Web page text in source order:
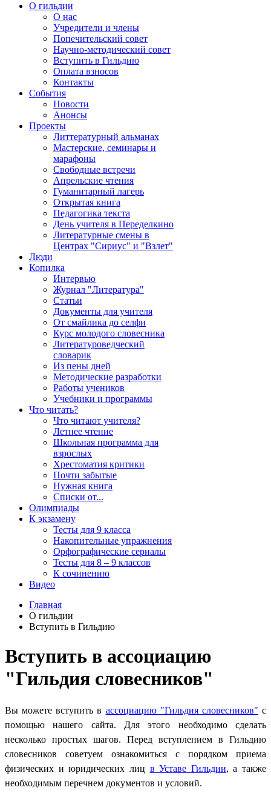
О гильдии
О нас
Учредители и члены
Попечительский совет
Научно-методический совет
Вступить в Гильдию
Оплата взносов
Контакты
События
Новости
Анонсы
Проекты
Литтературный альманах
Мастерские, семинары и
марафоны
Свободные встречи
Апрельские чтения
Гуманитарный лагерь
Открытая книга
Педагогика текста
День учителя в Переделкино
Литературные смены в
Центрах "Сириус" и "Взлет"
Люди
Копилка
Интервью
Журнал "Литература"
Статьи
Документы для учителя
От смайлика до селфи
Курс молодого словесника
Литературоведческий
словарик
Из пены дней
Методические разработки
Работы учеников
Учебники и программы
Что читать?
Что читают учителя?
Летнее чтение
Школьная программа для
взрослых
Хрестоматия критики
Почти забытые
Нужная книга
Списки от...
Олимпиады
К экзамену
Тесты для 9 класса
Накопительные упражнения
Орфографические сериалы
Тесты для 8 – 9 классов
К сочинению
Видео
Главная
О гильдии
Вступить в Гильдию
Вступить в ассоциацию
"Гильдия словесников"
Вы можете вступить в ассоциацию "Гильдия словесников" с
помощью нашего сайта. Для этого необходимо сделать
несколько простых шагов. Перед вступлением в Гильдию
словесников советуем ознакомиться с порядком приема
физических и юридических лиц в Уставе Гильдии, а также
необходимым перечнем документов и условий.